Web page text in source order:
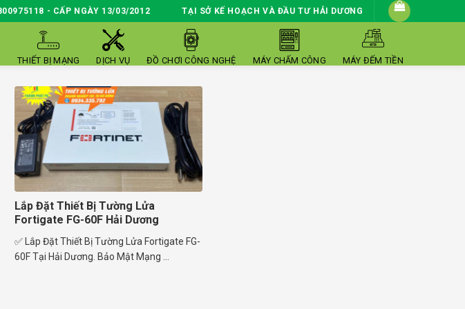
- CẤP NGÀY 13/03/2012 TẠI SỞ KẾ HOẠCH VÀ ĐẦU TƯ HẢI DƯƠNG
THIẾT BỊ MẠNG DỊCH VỤ ĐỒ CHƠI CÔNG NGHỆ MÁY CHẤM CÔNG MÁY ĐẾM TIỀN
Lắp Đặt Thiết Bị Tường Lửa
Fortigate FG-60F Hải Dương
✅ Lắp Đặt Thiết Bị Tường Lửa Fortigate FG-
60F Tại Hải Dương. Bảo Mật Mạng ...